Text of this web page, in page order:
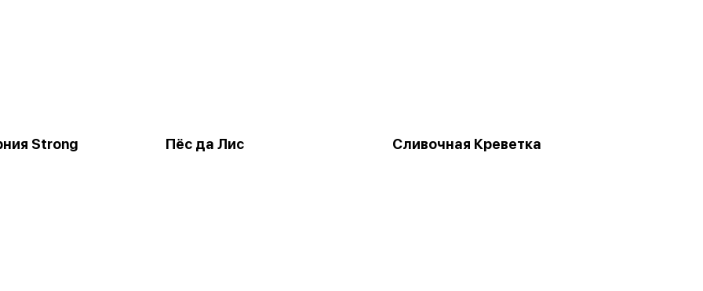
Strong Пёс да Лис Сливочная Креветка